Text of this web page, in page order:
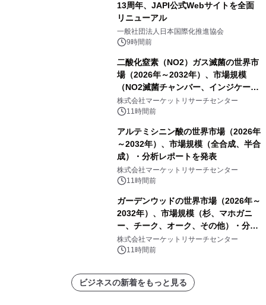
13周年、JAPI公式Webサイトを全面
リニューアル
一般社団法人日本国際化推進協会
9時間前
二酸化窒素（NO2）ガス滅菌の世界市
場（2026年～2032年）、市場規模
（NO2滅菌チャンバー、インジケータ
ーおよびモニタリングシステム、その
他）・分析レポートを発表
株式会社マーケットリサーチセンター
11時間前
アルテミシニン酸の世界市場（2026年
～2032年）、市場規模（全合成、半合
成）・分析レポートを発表
株式会社マーケットリサーチセンター
11時間前
ガーデンウッドの世界市場（2026年～
2032年）、市場規模（杉、マホガニ
ー、チーク、オーク、その他）・分析
レポートを発表
株式会社マーケットリサーチセンター
11時間前
ビジネスの新着をもっと見る